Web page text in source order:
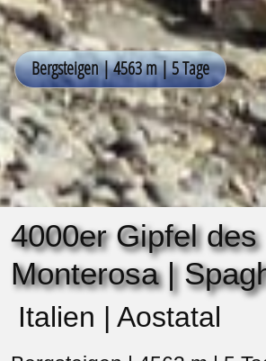
4000er Gipfel des
Monterosa |
Italien | Aostatal